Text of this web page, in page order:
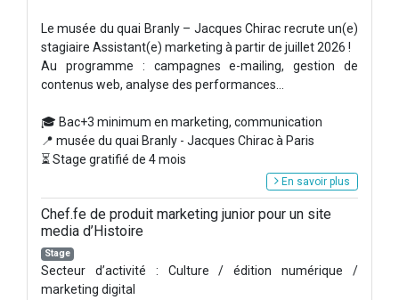
Le musée du quai Branly – Jacques Chirac recrute un(e)
stagiaire Assistant(e) marketing à partir de juillet 2026 !
Au programme : campagnes e-mailing, gestion de
contenus web, analyse des performances...
🎓 Bac+3 minimum en marketing, communication
📍 musée du quai Branly - Jacques Chirac à Paris
⏳ Stage gratifié de 4 mois
En savoir plus
Chef.fe de produit marketing junior pour un site
media d’Histoire
Stage
Secteur d’activité : Culture / édition numérique /
marketing digital